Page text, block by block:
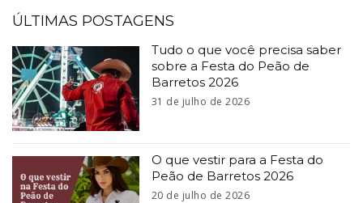
ÚLTIMAS POSTAGENS
Tudo o que você precisa saber
sobre a Festa do Peão de
Barretos 2026
31 de julho de 2026
O que vestir para a Festa do
Peão de Barretos 2026
20 de julho de 2026